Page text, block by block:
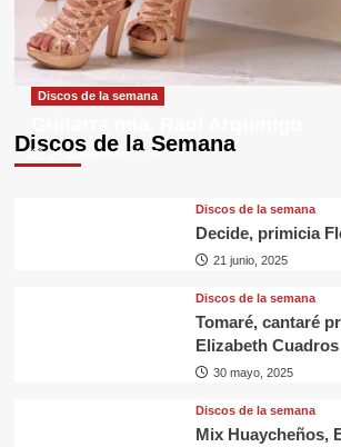
Discos de la Semana
Discos de la semana
29 septiembre, 2025
Discos de la semana
Decide, primicia
21 junio, 2025
Discos de la semana
Tomaré, cantaré
Elizabeth Cuadros
30 mayo, 2025
Discos de la semana
Mix Huaycheños,